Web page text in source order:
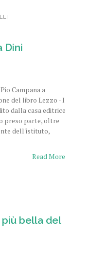
Dini
Campana a
del libro Lezzo - I
dalla casa editrice
preso parte, oltre
dell'istituto,
Read More
bella del